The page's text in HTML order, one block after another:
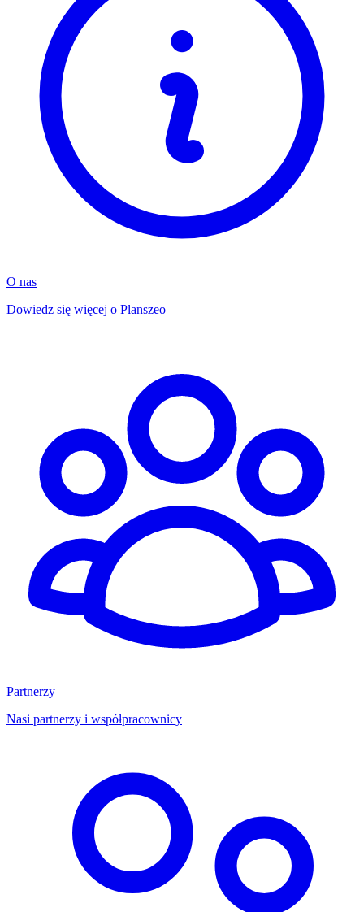
O nas
Dowiedz się więcej o Planszeo
Partnerzy
Nasi partnerzy i współpracownicy